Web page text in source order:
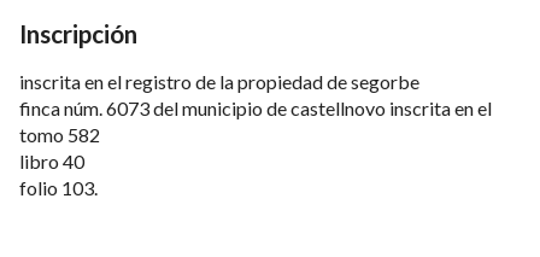
Inscripción
inscrita en el registro de la propiedad de segorbe
finca núm. 6073 del municipio de castellnovo inscrita en el
tomo 582
libro 40
folio 103.